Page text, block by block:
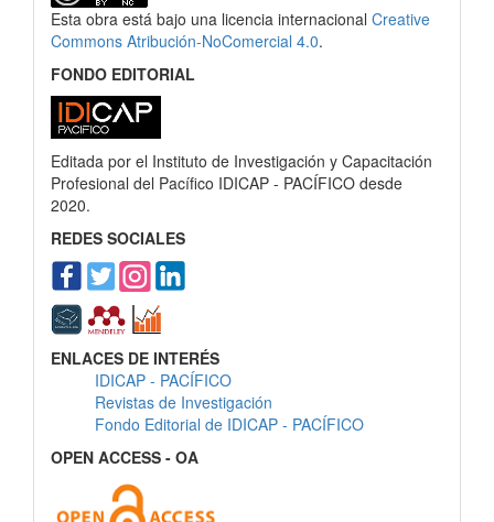
Esta obra está bajo una licencia internacional Creative
Commons Atribución-NoComercial 4.0.
FONDO EDITORIAL
Editada por el Instituto de Investigación y Capacitación
Profesional del Pacífico IDICAP - PACÍFICO desde
2020.
REDES SOCIALES
ENLACES DE INTERÉS
IDICAP - PACÍFICO
Revistas de Investigación
Fondo Editorial de IDICAP - PACÍFICO
OPEN ACCESS - OA